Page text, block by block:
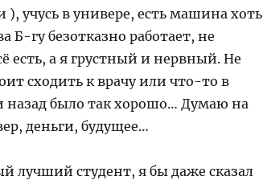
), учусь в универе, есть машина хоть
Б-гу безотказно работает, не
есть, а я грустный и нервный. Не
сходить к врачу или что-то в
назад было так хорошо… Думаю на
деньги, будущее…
лучший студент, я бы даже сказал